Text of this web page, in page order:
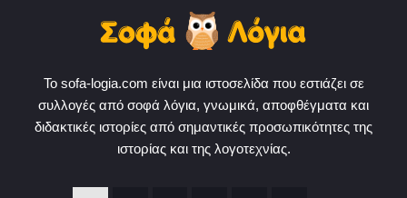
Το sofa-logia.com είναι μια ιστοσελίδα που εστιάζει σε
συλλογές από σοφά λόγια, γνωμικά, αποφθέγματα και
διδακτικές ιστορίες από σημαντικές προσωπικότητες της
ιστορίας και της λογοτεχνίας.